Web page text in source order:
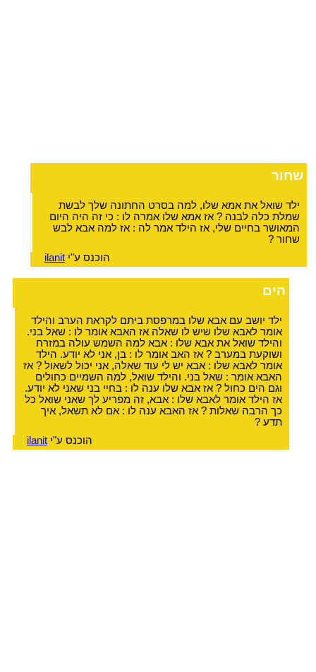
שחור
ילד שואל את אמא שלו, למה בסרט החתונה שלך לבשת
שמלת כלה לבנה ? אז אמא שלו אמרה לו : כי זה היה היום
המאושר בחיים שלי, אז הילד אמר לה : אז למה אבא לבש
שחור ?
הוכנס ע"יilanit
הים
ילד יושב עם אבא שלו במרפסת ביתם לקראת הערב והילד
אומר לאבא שלו שיש לו שאלה אז האבא אומר לו : שאל בני.
והילד שואל את אבא שלו : אבא למה השמש עולה במזרח
ושוקעת במערב ? אז האב אומר לו : בן, אני לא יודע. הילד
אומר לאבא שלו : אבא יש לי עוד שאלה, אני יכול לשאול ? אז
האבא אומר : שאל בני. והילד שואל, למה השמיים כחולים
וגם הים כחול ? אז אבא שלו ענה לו : בחיי בני שאני לא יודע.
אז הילד אומר לאבא שלו : אבא, זה מפריע לך שאני שואל כל
כך הרבה שאלות ? אז האבא ענה לו : אם לא תשאל, איך
תדע ?
הוכנס ע"יilanit